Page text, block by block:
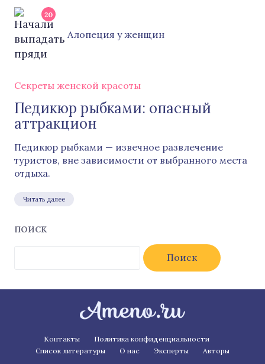
20
Алопеция у женщин
Секреты женской красоты
Педикюр рыбками: опасный
аттракцион
Педикюр рыбками — извечное развлечение
туристов, вне зависимости от выбранного места
отдыха.
Читать далее
ПОИСК
Контакты
Политика конфиденциальности
Список литературы
О нас Эксперты Авторы